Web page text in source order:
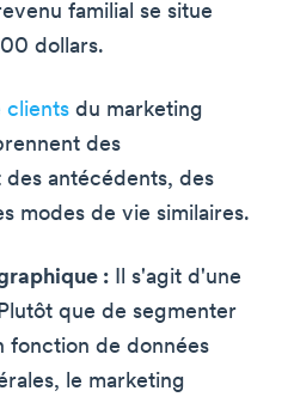
familial se situe
dollars.
clients du marketing
des
antécédents, des
modes de vie similaires.
: Il s'agit d'une
que de segmenter
fonction de données
le marketing